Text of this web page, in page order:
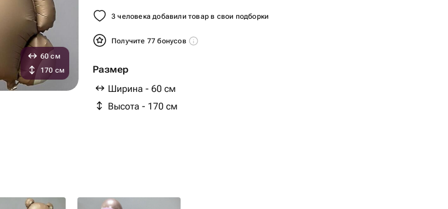
3 человека добавили товар в свои подборки
Получите 77 бонусов
Размер
Ширина - 60 см
Высота - 170 см
60 см
170 см